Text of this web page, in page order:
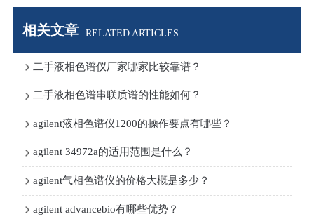
相关文章 RELATED ARTICLES
二手液相色谱仪厂家哪家比较靠谱？
二手液相色谱串联质谱的性能如何？
agilent液相色谱仪1200的操作要点有哪些？
agilent 34972a的适用范围是什么？
agilent气相色谱仪的价格大概是多少？
agilent advancebio有哪些优势？